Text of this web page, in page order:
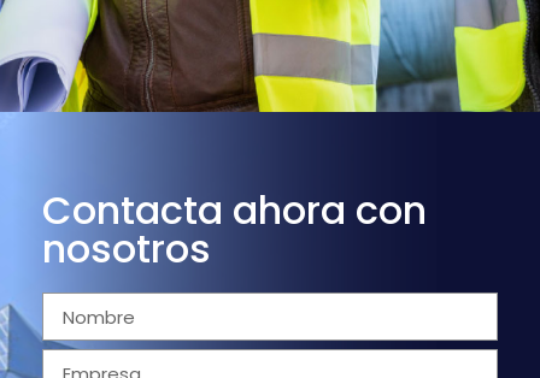
Contacta ahora con
nosotros